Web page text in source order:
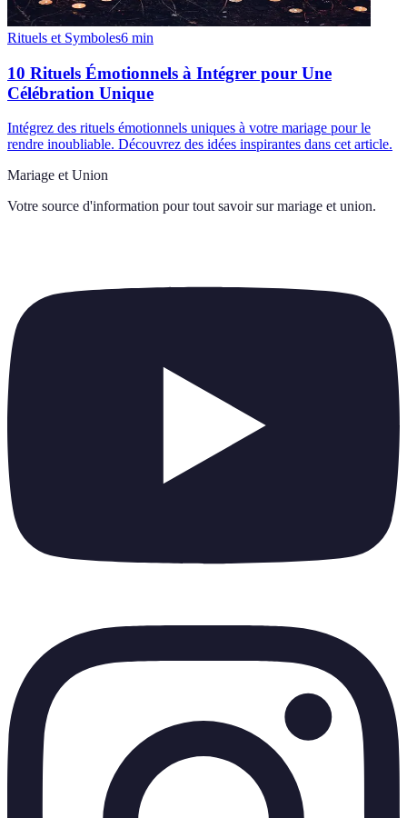
Rituels et Symboles6 min
10 Rituels Émotionnels à Intégrer pour Une
Célébration Unique
Intégrez des rituels émotionnels uniques à votre mariage pour le
rendre inoubliable. Découvrez des idées inspirantes dans cet article.
Mariage et Union
Votre source d'information pour tout savoir sur mariage et union.